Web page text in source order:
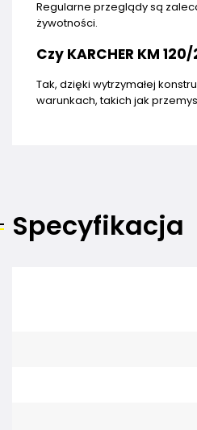
Regularne przeglądy są
żywotności.
Czy KARCHER KM
Tak, dzięki wytrzymałej
warunkach, takich jak
Specyfikacja